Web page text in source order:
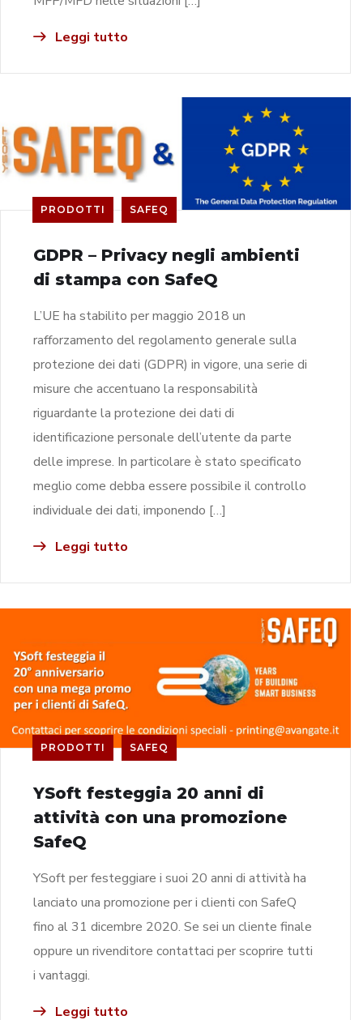
Leggi tutto
PRODOTTI SAFEQ
GDPR – Privacy negli ambienti
di stampa con SafeQ
L’UE ha stabilito per maggio 2018 un
rafforzamento del regolamento generale sulla
protezione dei dati (GDPR) in vigore, una serie di
misure che accentuano la responsabilità
riguardante la protezione dei dati di
identificazione personale dell’utente da parte
delle imprese. In particolare è stato specificato
meglio come debba essere possibile il controllo
individuale dei dati, imponendo […]
Leggi tutto
PRODOTTI SAFEQ
YSoft festeggia 20 anni di
attività con una promozione
SafeQ
YSoft per festeggiare i suoi 20 anni di attività ha
lanciato una promozione per i clienti con SafeQ
fino al 31 dicembre 2020. Se sei un cliente finale
oppure un rivenditore contattaci per scoprire tutti
i vantaggi.
Leggi tutto